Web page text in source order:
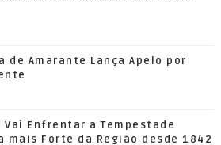
de Amarante Lança Apelo por
Vai Enfrentar a Tempestade
mais Forte da Região desde 1842